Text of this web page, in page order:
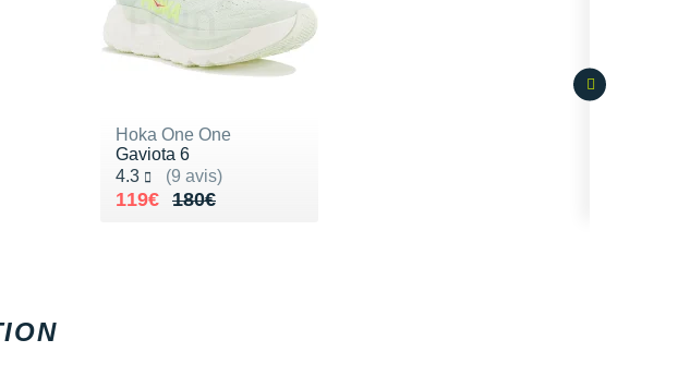
Hoka One One
Gaviota 6
4.3
(9 avis)
Noté 4.3 sur 5
180€
Au lieu de 180€
119€
Vendu 119€